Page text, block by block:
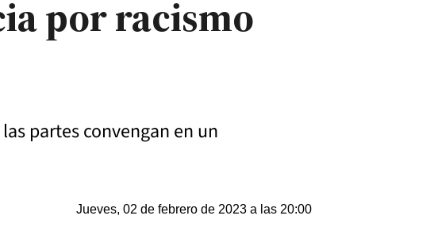
por racismo
partes convengan en un
Jueves, 02 de febrero de 2023 a las 20:00